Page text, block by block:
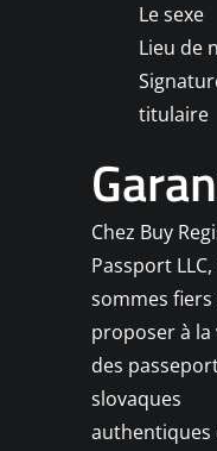
Le sexe
Lieu de
titulaire
Chez Buy
Passport
sommes fiers
proposer à la
des
slovaques
authentiques